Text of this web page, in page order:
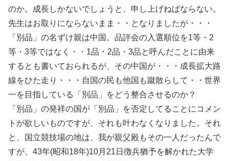
のか。成長しかないでしょうと、申し上げねばならない。
先生はお取りにならないまま・・となりましたが・・・
「別品」の名ずけ親は中国。品評会の入選順位を1等・2
等・3等ではなく・・1品・2品・3品と呼んだことに由来
するとも書いておられるが、その中国が・・・成長拡大路
線をひた走り・・・自国の民も他国も蹴散らして・・世界
一を目指している「別品」をどう整合させるのか？
「別品」の発祥の国が「別品」を否定してることにコメン
トが欲しいものですが、それも叶わなくなりました。それ
と、国立競技場の地は、我が親父殿もその一人だったんで
すが、43年(昭和18年)10月21日徴兵猶予を解かれた大学